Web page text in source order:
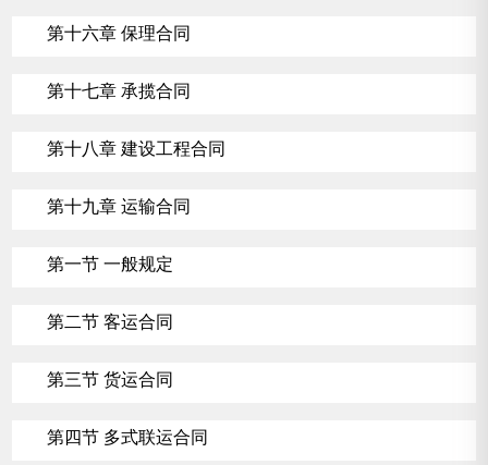
第十六章 保理合同
第十七章 承揽合同
第十八章 建设工程合同
第十九章 运输合同
第一节 一般规定
第二节 客运合同
第三节 货运合同
第四节 多式联运合同